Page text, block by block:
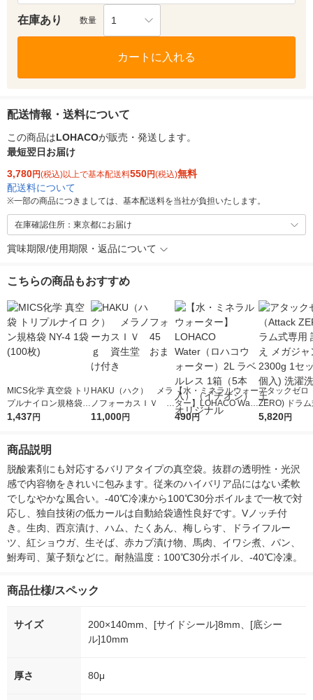
在庫あり 数量 1
カートに入れる
配送情報・送料について
この商品はLOHACOが販売・発送します。
最短翌日お届け
3,780円(税込)以上で基本配送料550円(税込)無料
配送料について
※一部の商品につきましては、基本配送料を当社が負担いたします。
在庫確認住所：東京都にお届け
賞味期限/使用期限・返品について
こちらの商品もおすすめ
MICS化学 真空袋 トリ
プルナイロン規格袋 N
Y-4 1袋(100枚)
1,437円
HAKU（ハク） メラ
ノフォーカスＩＶ 4
5ｇ 資生堂 おまけ
11,000円
【水・ミネラルウォー
ター】LOHACO Wate
r（ロハコウォータ
490円
アタックゼロ
ZERO) ドラ
詰め替え メガ
5,820円
商品説明
脱酸素剤にも対応するバリアタイプの真空袋。抜群の透明性・光沢
感で内容物をきれいに包みます。従来のハイバリア品にはない柔軟
でしなやかな風合い。-40℃冷凍から100℃30分ボイルまで一枚で対
応し、独自技術の低カールは自動給袋適性良好です。Vノッチ付
き。生肉、西京漬け、ハム、たくあん、梅しらす、ドライフルー
ツ、紅ショウガ、生そば、赤カブ漬け物、馬肉、イワシ煮、パン、
鮒寿司、菓子類などに。耐熱温度：100℃30分ボイル、-40℃冷凍。
商品仕様/スペック
サイズ
200×140mm、[サイドシール]8mm、[底シー
ル]10mm
厚さ 80μ